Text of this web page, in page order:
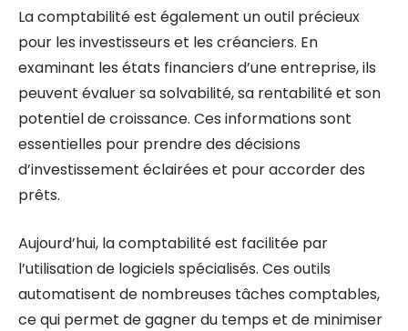
La comptabilité est également un outil précieux
pour les investisseurs et les créanciers. En
examinant les états financiers d’une entreprise, ils
peuvent évaluer sa solvabilité, sa rentabilité et son
potentiel de croissance. Ces informations sont
essentielles pour prendre des décisions
d’investissement éclairées et pour accorder des
prêts.
Aujourd’hui, la comptabilité est facilitée par
l’utilisation de logiciels spécialisés. Ces outils
automatisent de nombreuses tâches comptables,
ce qui permet de gagner du temps et de minimiser